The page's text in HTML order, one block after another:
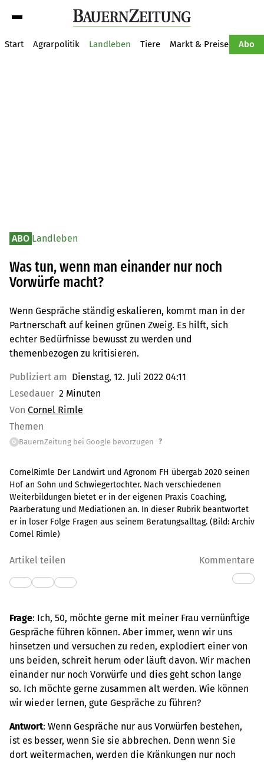
Start Agrarpolitik Landleben Tiere Markt & Preise Abo
ABO Landleben
Was tun, wenn man einander nur noch
Vorwürfe macht?
Wenn Gespräche ständig eskalieren, kommt man in der
Partnerschaft auf keinen grünen Zweig. Es hilft, sich
echter Bedürfnisse bewusst zu werden und
themenbezogen zu kritisieren.
Publiziert am Dienstag, 12. Juli 2022 04:11
Lesedauer 2 Minuten
Von Cornel Rimle
Themen
G BauernZeitung bei Google bevorzugen ?
CornelRimle Der Landwirt und Agronom FH übergab 2020 seinen
Hof an Sohn und Schwiegertochter. Nach verschiedenen
Weiterbildungen bietet er in der eigenen Praxis Coaching,
Paarberatung und Mediationen an. In dieser Rubrik beantwortet
er in loser Folge Fragen aus seinem Beratungsalltag. (Bild: Archiv
Cornel Rimle)
Artikel teilen Kommentare
Frage: Ich, 50, möchte gerne mit meiner Frau vernünftige
Gespräche führen können. Aber immer, wenn wir uns
hinsetzen und versuchen zu reden, explodiert einer von
uns beiden, schreit herum oder läuft davon. Wir machen
einander nur noch Vorwürfe und dies geht schon lange
so. Ich möchte gerne zusammen alt werden. Wie können
wir wieder lernen, gute Gespräche zu führen?
Antwort: Wenn Gespräche nur aus Vorwürfen bestehen,
ist es besser, wenn Sie sie abbrechen. Denn wenn Sie
dort weitermachen, werden die Kränkungen nur noch